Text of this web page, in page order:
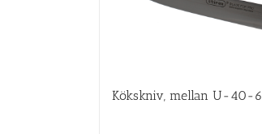
Kökskniv, mellan U-40-6